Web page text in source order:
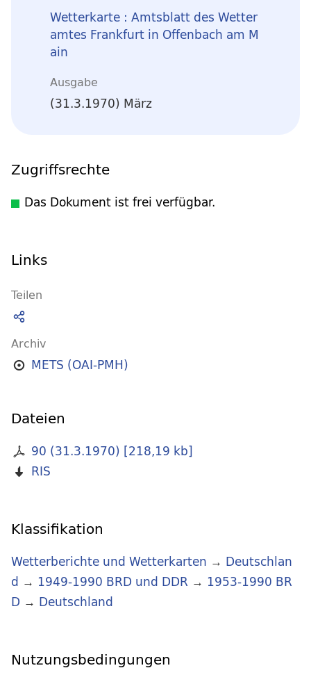
Wetterkarte : Amtsblatt des Wetter
amtes Frankfurt in Offenbach am M
ain
Ausgabe
(31.3.1970) März
Zugriffsrechte
Das Dokument ist frei verfügbar.
Links
Teilen
Archiv
METS (OAI-PMH)
Dateien
90 (31.3.1970) [218,19 kb]
RIS
Klassifikation
Wetterberichte und Wetterkarten → Deutschlan
d → 1949-1990 BRD und DDR → 1953-1990 BR
D → Deutschland
Nutzungsbedingungen